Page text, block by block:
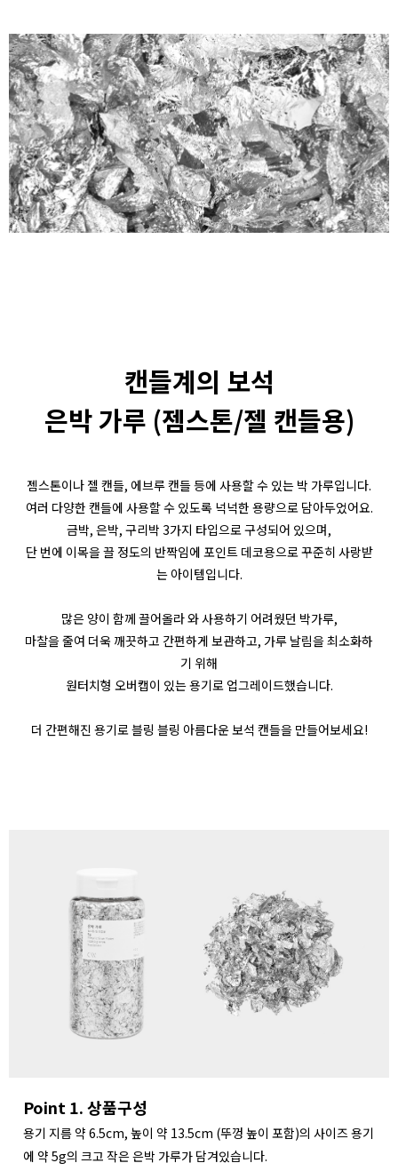
캔들계의 보석
은박 가루 (젬스톤/젤 캔들용)
젬스톤이나 젤 캔들, 에브루 캔들 등에 사용할 수 있는 박 가루입니다.
여러 다양한 캔들에 사용할 수 있도록 넉넉한 용량으로 담아두었어요.
금박, 은박, 구리박 3가지 타입으로 구성되어 있으며,
단 번에 이목을 끌 정도의 반짝임에 포인트 데코용으로 꾸준히 사랑받
는 아이템입니다.
많은 양이 함께 끌어올라 와 사용하기 어려웠던 박가루,
마찰을 줄여 더욱 깨끗하고 간편하게 보관하고, 가루 날림을 최소화하
기 위해
원터치형 오버캡이 있는 용기로 업그레이드했습니다.
더 간편해진 용기로 블링 블링 아름다운 보석 캔들을 만들어보세요!
Point 1. 상품구성
용기 지름 약 6.5cm, 높이 약 13.5cm (뚜껑 높이 포함)의 사이즈 용기
에 약 5g의 크고 작은 은박 가루가 담겨있습니다.